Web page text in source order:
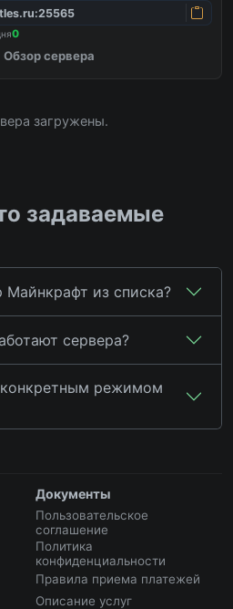
0
Обзор сервера
загружены.
задаваемые
Майнкрафт из списка?
сервера?
конкретным режимом
Документы
Пользовательское
соглашение
Политика
конфиденциальности
Правила приема платежей
Описание услуг